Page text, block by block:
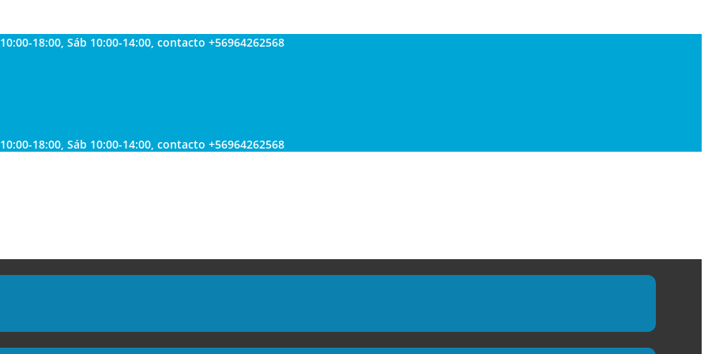
18:00, Sáb 10:00-14:00, contacto +56964262568
18:00, Sáb 10:00-14:00, contacto +56964262568